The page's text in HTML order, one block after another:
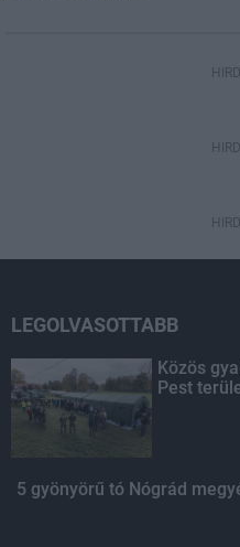
LEGOLVASOTTABB
Közös
Pest
5 gyönyörű tó Nógrád